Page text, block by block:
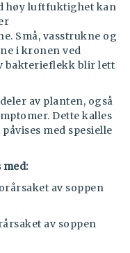
høy luftfuktighet kan
Små, vasstrukne og
i kronen ved
bakterieflekk blir lett
av planten, også
Dette kalles
med spesielle
av soppen
av soppen